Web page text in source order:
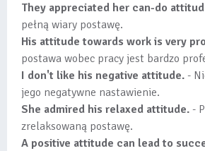
They appreciated her can-do
pełną wiary postawę.
His attitude towards work is very
postawa wobec pracy jest bardzo
I don't like his negative attitude. -
jego negatywne nastawienie.
She admired his relaxed attitude. -
zrelaksowaną postawę.
A positive attitude can lead to